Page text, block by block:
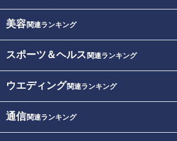
美容関連ランキング
スポーツ＆ヘルス 関連ランキング
ウエディング関連ランキング
通信関連ランキング